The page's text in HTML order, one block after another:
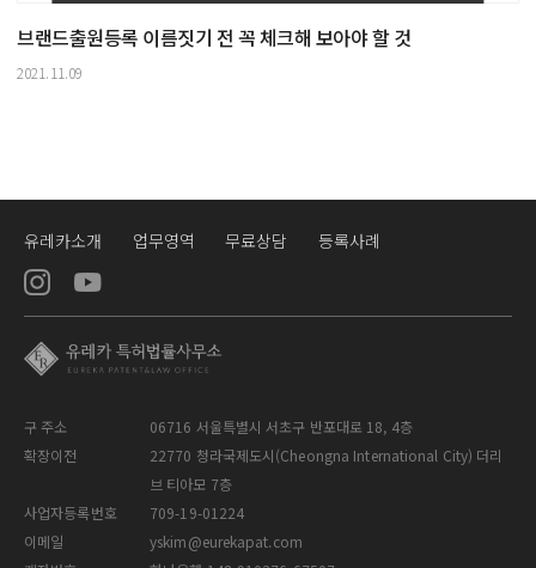
브랜드출원등록 이름짓기 전 꼭 체크해 보아야 할 것
2021.11.09
유레카소개 업무영역 무료상담 등록사례
구 주소
06716 서울특별시 서초구 반포대로 18, 4층
확장이전
22770 청라국제도시(Cheongna International City) 더리
브 티아모 7층
사업자등록번호
709-19-01224
이메일
yskim@eurekapat.com